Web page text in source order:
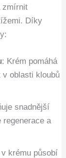
zmírnit
Díky
: Krém pomáhá
oblasti kloubů
snadnější
regenerace a
krému působí